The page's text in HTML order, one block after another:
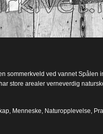
sommerkveld ved vannet
store arealer verneverdig
, Menneske Naturopplevelse